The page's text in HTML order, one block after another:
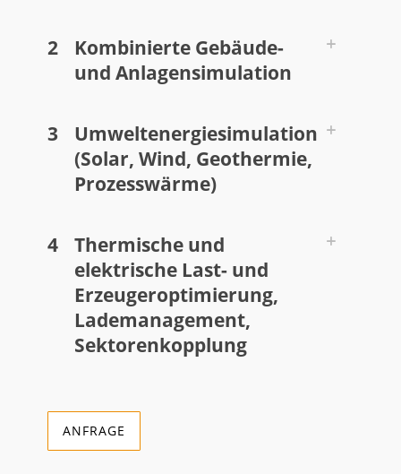
2
Kombinierte Gebäude-
und Anlagensimulation
3
Umweltenergiesimulation
(Solar, Wind, Geothermie,
Prozesswärme)
4
Thermische und
elektrische Last- und
Erzeugeroptimierung,
Lademanagement,
Sektorenkopplung
ANFRAGE